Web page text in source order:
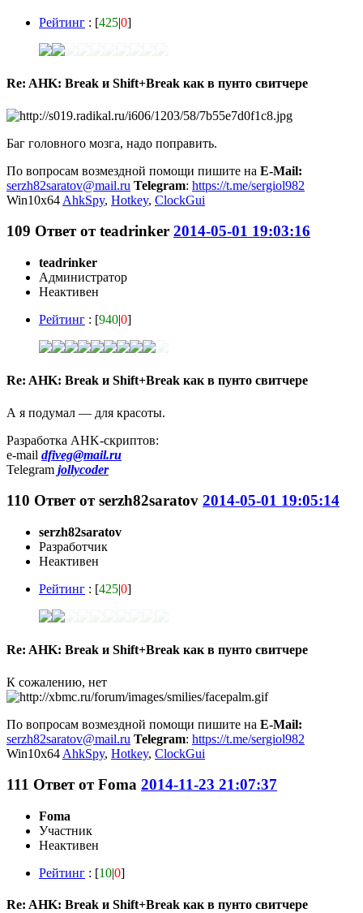
Рейтинг : [425|0]
Re: AHK: Break и Shift+Break как в пунто свитчере
Баг головного мозга, надо поправить.
По вопросам возмездной помощи пишите на E-Mail:
serzh82saratov@mail.ru Telegram: https://t.me/sergiol982
Win10x64 AhkSpy, Hotkey, ClockGui
109 Ответ отteadrinker 2014-05-01 19:03:16
teadrinker
Администратор
Неактивен
Рейтинг : [940|0]
Re: AHK: Break и Shift+Break как в пунто свитчере
А я подумал — для красоты.
Разработка AHK-скриптов:
e-mail dfiveg@mail.ru
Telegram jollycoder
110 Ответ отserzh82saratov 2014-05-01 19:05:14
serzh82saratov
Разработчик
Неактивен
Рейтинг : [425|0]
Re: AHK: Break и Shift+Break как в пунто свитчере
К сожалению, нет
По вопросам возмездной помощи пишите на E-Mail:
serzh82saratov@mail.ru Telegram: https://t.me/sergiol982
Win10x64 AhkSpy, Hotkey, ClockGui
111 Ответ отFoma 2014-11-23 21:07:37
Foma
Участник
Неактивен
Рейтинг : [10|0]
Re: AHK: Break и Shift+Break как в пунто свитчере